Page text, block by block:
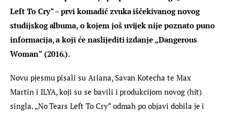
Left To Cry“ – prvi komadić zvuka iščekivanog novog
studijskog albuma, o kojem još uvijek nije poznato puno
informacija, a koji će naslijediti izdanje „Dangerous
Woman“ (2016.).
Novu pjesmu pisali su Ariana, Savan Kotecha te Max
Martin i ILYA, koji su se bavili i produkcijom novog (hit)
singla. „No Tears Left To Cry“ odmah po objavi dobila je i